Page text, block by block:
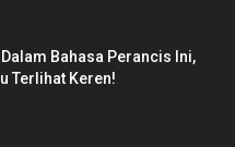
Bahasa Perancis Ini,
Terlihat Keren!